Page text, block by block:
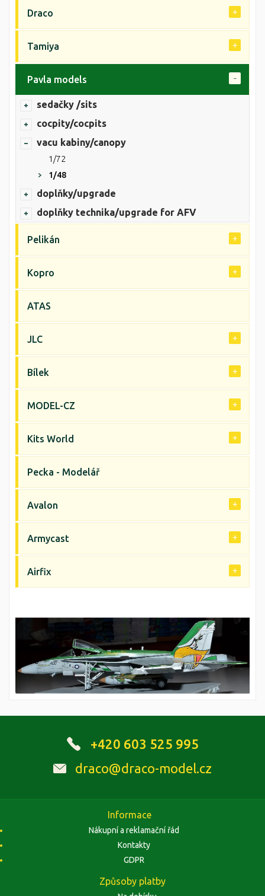
Draco
Tamiya
Pavla models
sedačky /sits
cocpity/cocpits
vacu kabiny/canopy
1/72
1/48
doplňky/upgrade
doplňky technika/upgrade for AFV
Pelikán
Kopro
ATAS
JLC
Bílek
MODEL-CZ
Kits World
Pecka - Modelář
Avalon
Armycast
Airfix
+420 603 525 995
draco@draco-model.cz
Informace
Nákupní a reklamační řád
Kontakty
GDPR
Způsoby platby